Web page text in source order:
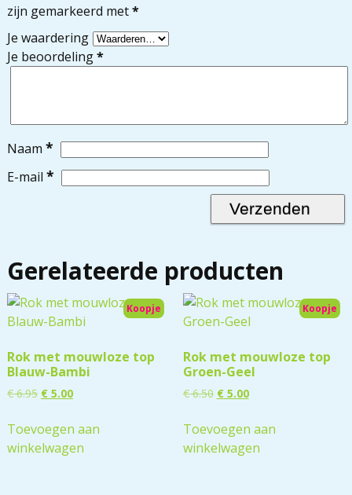
zijn gemarkeerd met*
Je waardering
Je beoordeling*
Naam *
E-mail *
Gerelateerde producten
Koopje
Rok met mouwloze top
Blauw-Bambi
€6.95 €5.00
Toevoegen aan
winkelwagen
Koopje
Rok met mouwloze top
Groen-Geel
€6.50 €5.00
Toevoegen aan
winkelwagen